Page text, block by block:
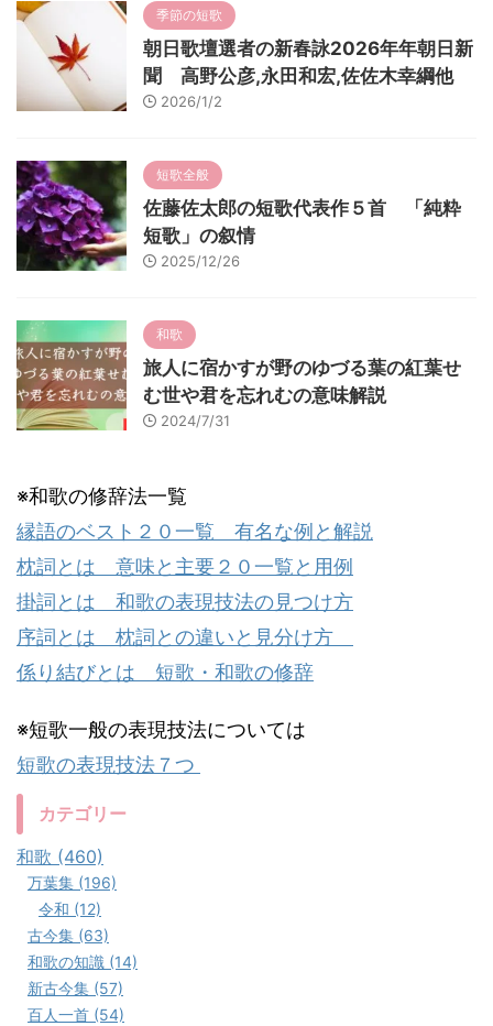
季節の短歌
朝日歌壇選者の新春詠2026年年朝日新
聞 高野公彦,永田和宏,佐佐木幸綱他
2026/1/2
短歌全般
佐藤佐太郎の短歌代表作５首 「純粋
短歌」の叙情
2025/12/26
和歌
旅人に宿かすが野のゆづる葉の紅葉せ
む世や君を忘れむの意味解説
2024/7/31
※和歌の修辞法一覧
縁語のベスト２０一覧 有名な例と解説
枕詞とは 意味と主要２０一覧と用例
掛詞とは 和歌の表現技法の見つけ方
序詞とは 枕詞との違いと見分け方
係り結びとは 短歌・和歌の修辞
※短歌一般の表現技法については
短歌の表現技法７つ
カテゴリー
和歌 (460)
万葉集 (196)
令和 (12)
古今集 (63)
和歌の知識 (14)
新古今集 (57)
百人一首 (54)